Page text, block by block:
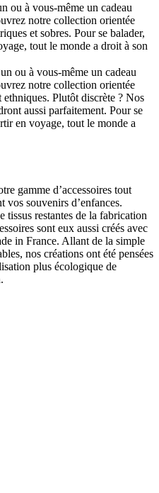
ou à vous-même un cadeau
notre collection orientée
et sobres. Pour se balader,
tout le monde a droit à son
ou à vous-même un cadeau
notre collection orientée
Plutôt discrète ? Nos
aussi parfaitement. Pour se
en voyage, tout le monde a
gamme d’accessoires tout
souvenirs d’enfances.
tissus restantes de la fabrication
sont eux aussi créés avec
in France. Allant de la simple
nos créations ont été pensées
plus écologique de